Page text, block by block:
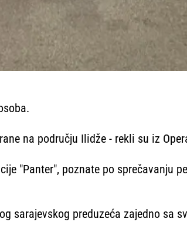
na području Ilidže - rekli su iz
"Panter", poznate po sprečavanju
sarajevskog preduzeća zajedno sa